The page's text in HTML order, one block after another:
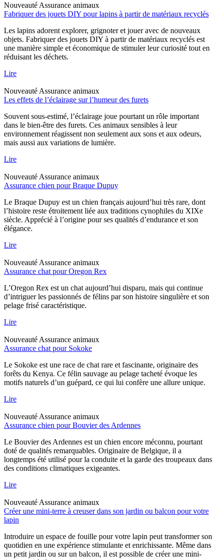
Nouveauté Assurance animaux
Fabriquer des jouets DIY pour lapins à partir de matériaux recyclés
Les lapins adorent explorer, grignoter et jouer avec de nouveaux
objets. Fabriquer des jouets DIY à partir de matériaux recyclés est
une manière simple et économique de stimuler leur curiosité tout en
réduisant les déchets.
Lire
Nouveauté Assurance animaux
Les effets de l’éclairage sur l’humeur des furets
Souvent sous-estimé, l’éclairage joue pourtant un rôle important
dans le bien-être des furets. Ces animaux sensibles à leur
environnement réagissent non seulement aux sons et aux odeurs,
mais aussi aux variations de lumière.
Lire
Nouveauté Assurance animaux
Assurance chien pour Braque Dupuy
Le Braque Dupuy est un chien français aujourd’hui très rare, dont
l’histoire reste étroitement liée aux traditions cynophiles du XIXe
siècle. Apprécié à l’origine pour ses qualités d’endurance et son
élégance.
Lire
Nouveauté Assurance animaux
Assurance chat pour Oregon Rex
L’Oregon Rex est un chat aujourd’hui disparu, mais qui continue
d’intriguer les passionnés de félins par son histoire singulière et son
pelage frisé caractéristique.
Lire
Nouveauté Assurance animaux
Assurance chat pour Sokoke
Le Sokoke est une race de chat rare et fascinante, originaire des
forêts du Kenya. Ce félin sauvage au pelage tacheté évoque les
motifs naturels d’un guépard, ce qui lui confère une allure unique.
Lire
Nouveauté Assurance animaux
Assurance chien pour Bouvier des Ardennes
Le Bouvier des Ardennes est un chien encore méconnu, pourtant
doté de qualités remarquables. Originaire de Belgique, il a
longtemps été utilisé pour la conduite et la garde des troupeaux dans
des conditions climatiques exigeantes.
Lire
Nouveauté Assurance animaux
Créer une mini-terre à creuser dans son jardin ou balcon pour votre
lapin
Introduire un espace de fouille pour votre lapin peut transformer son
quotidien en une expérience stimulante et enrichissante. Même dans
un petit jardin ou sur un balcon, il est possible de créer une mini-